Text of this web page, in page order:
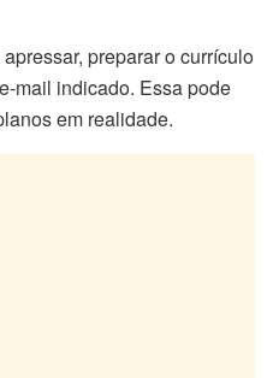
preparar o currículo
mail indicado. Essa pode
em realidade.